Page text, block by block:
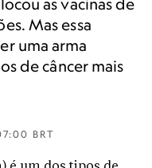
Mas essa
uma arma
de câncer mais
BRT